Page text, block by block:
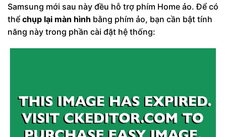
Samsung mới sau này đều hỗ trợ phím Home ảo. Để có
thể chụp lại màn hình bằng phím ảo, bạn cần bật tính
năng này trong phần cài đặt hệ thống: